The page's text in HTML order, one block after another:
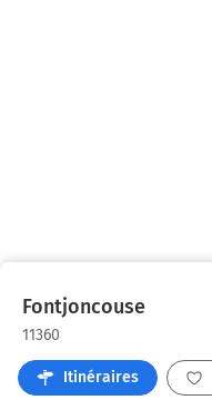
Fontjoncouse
11360
Itinéraires